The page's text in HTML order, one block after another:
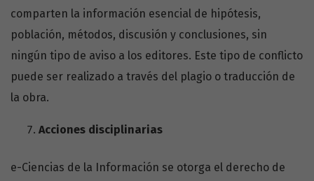
comparten la información esencial de hipótesis,
población, métodos, discusión y conclusiones, sin
ningún tipo de aviso a los editores. Este tipo de conflicto
puede ser realizado a través del plagio o traducción de
la obra.
Acciones disciplinarias
e-Ciencias de la Información se otorga el derecho de